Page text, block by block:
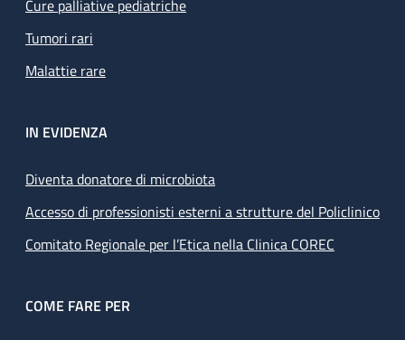
Cure palliative pediatriche
Tumori rari
Malattie rare
IN EVIDENZA
Diventa donatore di microbiota
Accesso di professionisti esterni a strutture del Policlinico
Comitato Regionale per l’Etica nella Clinica COREC
COME FARE PER